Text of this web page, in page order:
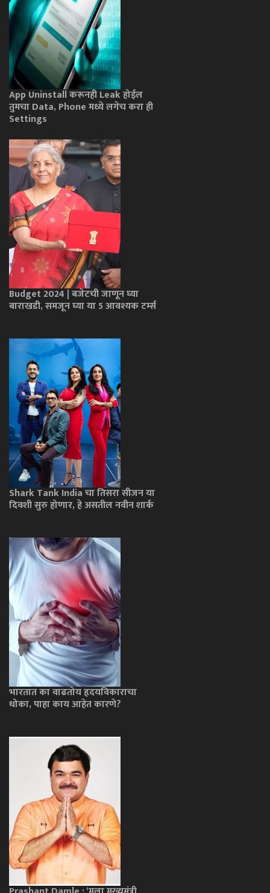
App Uninstall करूनही Leak होईल
तुमचा Data, Phone मध्ये लगेच करा ही
Settings
Budget 2024 | बजेटची जाणून घ्या
बाराखडी, समजून घ्या या 5 आवश्यक टर्म्स
Shark Tank India चा तिसरा सीजन या
दिवशी सुरु होणार, हे असतील नवीन शार्क
भारतात का वाढतोय हृदयविकाराचा
धोका, पाहा काय आहेत कारणे?